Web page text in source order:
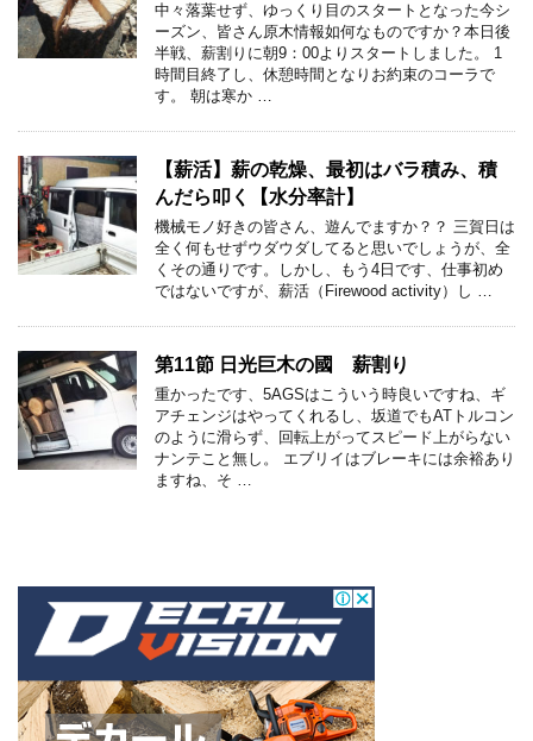
中々落葉せず、ゆっくり目のスタートとなった今シ
ーズン、皆さん原木情報如何なものですか？本日後
半戦、薪割りに朝9：00よりスタートしました。 1
時間目終了し、休憩時間となりお約束のコーラで
す。 朝は寒か …
【薪活】薪の乾燥、最初はバラ積み、積
んだら叩く【水分率計】
機械モノ好きの皆さん、遊んでますか？？ 三賀日は
全く何もせずウダウダしてると思いでしょうが、全
くその通りです。しかし、もう4日です、仕事初め
ではないですが、薪活（Firewood activity）し …
第11節 日光巨木の國 薪割り
重かったです、5AGSはこういう時良いですね、ギ
アチェンジはやってくれるし、坂道でもATトルコン
のように滑らず、回転上がってスピード上がらない
ナンテこと無し。 エブリイはブレーキには余裕あり
ますね、そ …